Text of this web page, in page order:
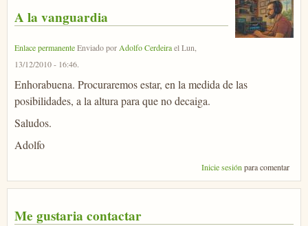
A la vanguardia
Enlace permanenteEnviado por Adolfo CerdeiraelLun,
13/12/2010 - 16:46.
Enhorabuena. Procuraremos estar, en la medida de las
posibilidades, a la altura para que no decaiga.
Saludos.
Adolfo
Inicie sesión para comentar
Me gustaria contactar